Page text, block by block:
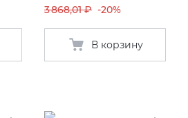
3 868,01 ₽ -20%
В корзину